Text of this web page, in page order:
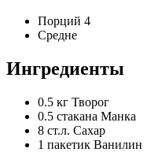
Порций 4
Средне
Ингредиенты
0.5 кг Творог
0.5 стакана Манка
8 ст.л. Сахар
1 пакетик Ванилин